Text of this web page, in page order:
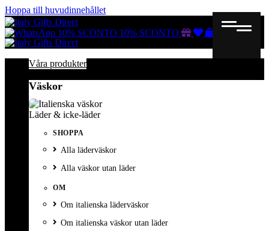
Hoppa till huvudinnehållet
10% SCONTO 10% SCONTO Gutscheine
Wunschliste
Warenkorb
Våra produkter
Väskor
Läder & icke-läder
SHOPPA
Alla läderväskor
Alla väskor utan läder
OM
Om italienska läderväskor
Om italienska väskor utan läder